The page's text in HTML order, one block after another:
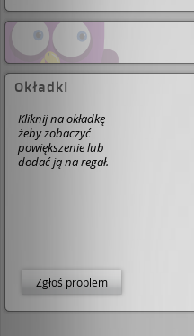
Okładki
Kliknij na okładkę
żeby zobaczyć
powiększenie lub
dodać ją na regał.
Zgłoś problem